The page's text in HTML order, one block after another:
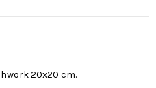
20x20 cm.